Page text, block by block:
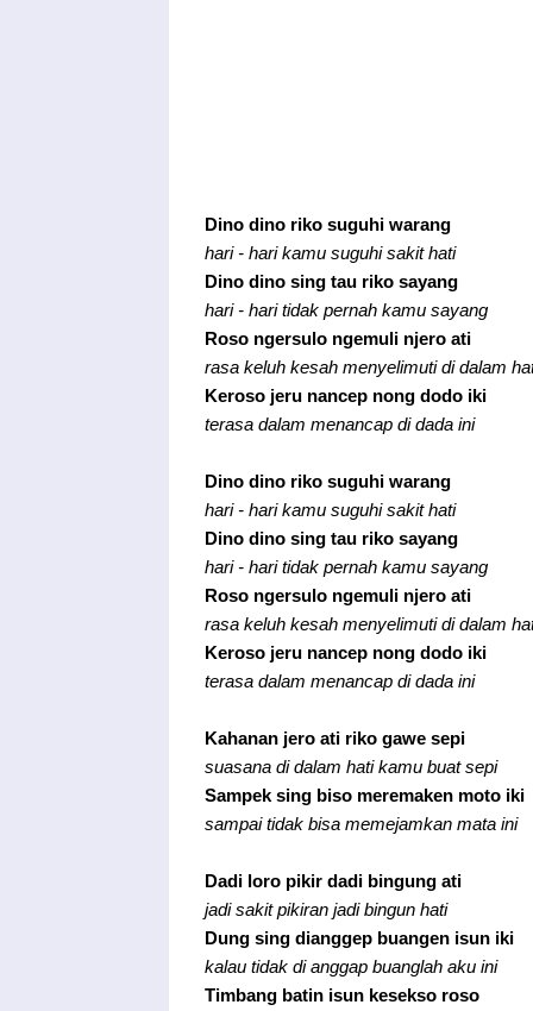
Dino dino riko suguhi warang
hari - hari kamu suguhi sakit hati
Dino dino sing tau riko sayang
hari - hari tidak pernah kamu sayang
Roso ngersulo ngemuli njero ati
rasa keluh kesah menyelimuti di dalam
Keroso jeru nancep nong dodo iki
terasa dalam menancap di dada ini
Dino dino riko suguhi warang
hari - hari kamu suguhi sakit hati
Dino dino sing tau riko sayang
hari - hari tidak pernah kamu sayang
Roso ngersulo ngemuli njero ati
rasa keluh kesah menyelimuti di dalam
Keroso jeru nancep nong dodo iki
terasa dalam menancap di dada ini
Kahanan jero ati riko gawe sepi
suasana di dalam hati kamu buat sepi
Sampek sing biso meremaken moto iki
sampai tidak bisa memejamkan mata ini
Dadi loro pikir dadi bingung ati
jadi sakit pikiran jadi bingun hati
Dung sing dianggep buangen isun iki
kalau tidak di anggap buanglah aku ini
Timbang batin isun kesekso roso